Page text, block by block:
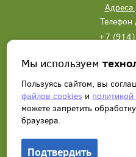
Адреса
Телефон
+7
Написать нам
Мы используем
Пользуясь сайтом, вы
файлов cookies и
можете запретить
браузера.
Подтвердить